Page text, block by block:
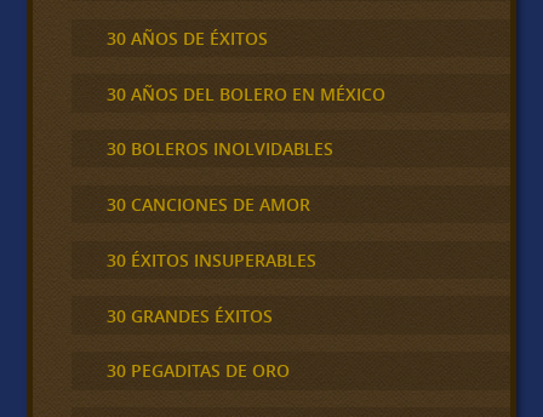
30 AÑOS DE ÉXITOS
30 AÑOS DEL BOLERO EN MÉXICO
30 BOLEROS INOLVIDABLES
30 CANCIONES DE AMOR
30 ÉXITOS INSUPERABLES
30 GRANDES ÉXITOS
30 PEGADITAS DE ORO